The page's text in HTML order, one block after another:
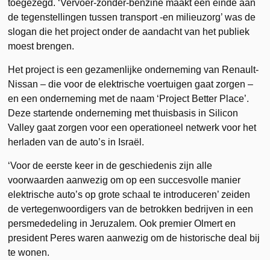
toegezegd. ‘Vervoer-zonder-benzine maakt een einde aan
de tegenstellingen tussen transport -en milieuzorg’ was de
slogan die het project onder de aandacht van het publiek
moest brengen.
Het project is een gezamenlijke onderneming van Renault-
Nissan – die voor de elektrische voertuigen gaat zorgen –
en een onderneming met de naam ‘Project Better Place’.
Deze startende onderneming met thuisbasis in Silicon
Valley gaat zorgen voor een operationeel netwerk voor het
herladen van de auto’s in Israël.
‘Voor de eerste keer in de geschiedenis zijn alle
voorwaarden aanwezig om op een succesvolle manier
elektrische auto’s op grote schaal te introduceren’ zeiden
de vertegenwoordigers van de betrokken bedrijven in een
persmededeling in Jeruzalem. Ook premier Olmert en
president Peres waren aanwezig om de historische deal bij
te wonen.